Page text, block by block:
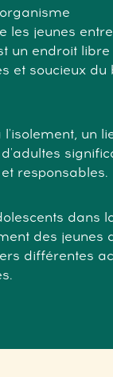
les jeunes entre
un endroit libre
et soucieux du
un
responsables.
dans
des jeunes
différentes